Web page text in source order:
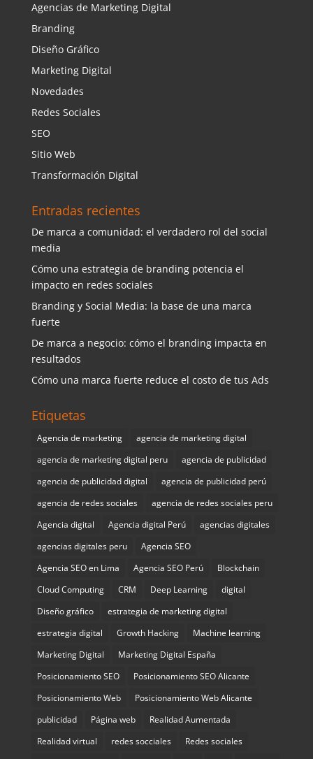
Agencias de Marketing Digital
Branding
Diseño Gráfico
Marketing Digital
Novedades
Redes Sociales
SEO
Sitio Web
Transformación Digital
Entradas recientes
De marca a comunidad: el verdadero rol del social
media
Cómo una estrategia de branding potencia el
impacto en redes sociales
Branding y Social Media: la base de una marca
fuerte
De marca a negocio: cómo el branding impacta en
resultados
Cómo una marca fuerte reduce el costo de tus Ads
Etiquetas
Agencia de marketing
agencia de marketing digital
agencia de marketing digital peru
agencia de publicidad
agencia de publicidad digital
agencia de publicidad perú
agencia de redes sociales
agencia de redes sociales peru
Agencia digital
Agencia digital Perú
agencias digitales
agencias digitales peru
Agencia SEO
Agencia SEO en Lima
Agencia SEO Perú
Blockchain
Cloud Computing
CRM Deep Learning
digital
Diseño gráfico
estrategia de marketing digital
estrategia digital
Growth Hacking
Machine learning
Marketing Digital
Marketing Digital España
Posicionamiento SEO
Posicionamiento SEO Alicante
Posicionamiento Web
Posicionamiento Web Alicante
publicidad
Página web
Realidad Aumentada
Realidad virtual
redes socciales
Redes sociales